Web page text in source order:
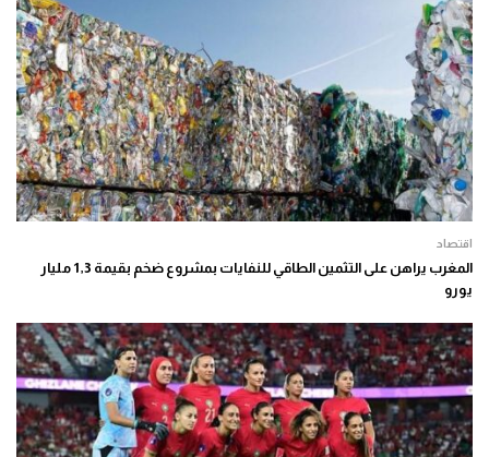
اقتصاد
المغرب يراهن على التثمين الطاقي للنفايات بمشروع ضخم بقيمة 1,3 مليار
يورو